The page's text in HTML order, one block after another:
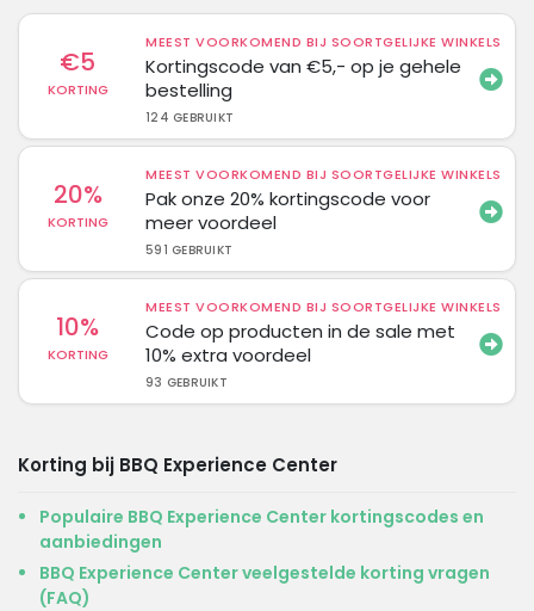
€5
KORTING
MEEST VOORKOMEND BIJ SOORTGELIJKE WINKELS
Kortingscode van €5,- op je gehele
bestelling
124 GEBRUIKT
20%
KORTING
MEEST VOORKOMEND BIJ SOORTGELIJKE WINKELS
Pak onze 20% kortingscode voor
meer voordeel
591 GEBRUIKT
10%
KORTING
MEEST VOORKOMEND BIJ SOORTGELIJKE WINKELS
Code op producten in de sale met
10% extra voordeel
93 GEBRUIKT
Korting bij BBQ Experience Center
Populaire BBQ Experience Center kortingscodes en
aanbiedingen
BBQ Experience Center veelgestelde korting vragen
(FAQ)